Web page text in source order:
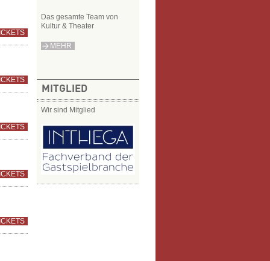
Das gesamte Team von
Kultur & Theater
MEHR
MITGLIED
Wir sind Mitglied